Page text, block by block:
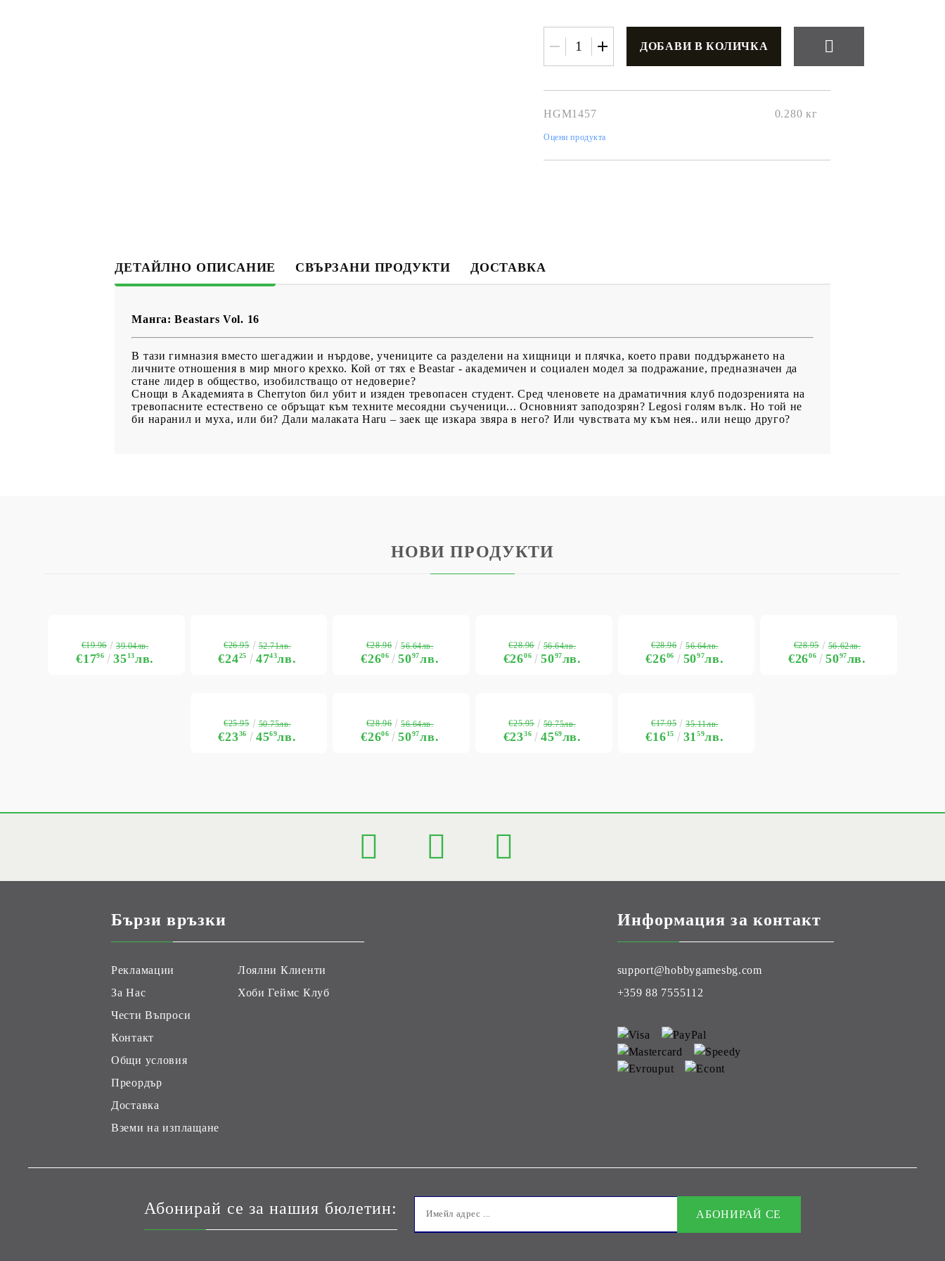
HGM1457 0.280 кг
Оцени продукта
ДЕТАЙЛНО ОПИСАНИЕ СВЪРЗАНИ ПРОДУКТИ ДОСТАВКА
Манга: Beastars Vol. 16
В тази гимназия вместо шегаджии и нърдове, учениците са разделени на хищници и плячка, което прави поддържането на
личните отношения в мир много крехко. Кой от тях е Beastar - академичен и социален модел за подражание, предназначен да
стане лидер в общество, изобилстващо от недоверие?
Снощи в Академията в Cherryton бил убит и изяден тревопасен студент. Сред членовете на драматичния клуб подозренията на
тревопасните естествено се обръщат към техните месоядни съученици... Основният заподозрян? Legosi голям вълк. Но той не
би наранил и муха, или би? Дали малаката Haru – заек ще изкара звяра в него? Или чувствата му към нея.. или нещо друго?
НОВИ ПРОДУКТИ
€1796 3513лв.
€19.96 39.04лв.
€2425 4743лв.
€26.95 52.71лв.
€2606 5097лв.
€28.96 56.64лв.
€2606 5097лв.
€28.96 56.64лв.
€2606 5097лв.
€28.96 56.64лв.
€2606 5097лв.
€28.95 56.62лв.
€2336 4569лв.
€25.95 50.75лв.
€2606 5097лв.
€28.96 56.64лв.
€2336 4569лв.
€25.95 50.75лв.
€1615 3159лв.
€17.95 35.11лв.
Бързи връзки
Рекламации
За Нас
Чести Въпроси
Контакт
Общи условия
Преордър
Доставка
Вземи на изплащане
Лоялни Клиенти
Хоби Геймс Клуб
Информация за контакт
support@hobbygamesbg.com
+359 88 7555112
Абонирай се за нашия бюлетин: